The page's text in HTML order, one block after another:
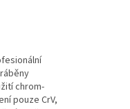
chrom-
pouze CrV,